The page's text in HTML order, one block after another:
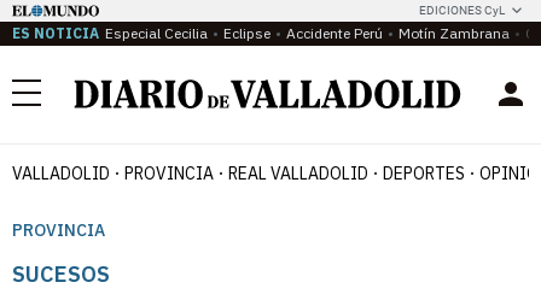
EDICIONES CyL
ES NOTICIA Especial Cecilia Eclipse Accidente Perú Motín Zambrana
Menú
VALLADOLID PROVINCIA REAL VALLADOLID DEPORTES
PROVINCIA
SUCESOS